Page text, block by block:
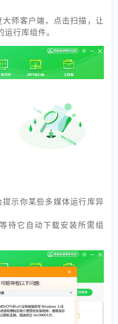
师客户端，点击扫描，让
行库组件。
示你某些多媒体运行库异
待它自动下载安装所需组